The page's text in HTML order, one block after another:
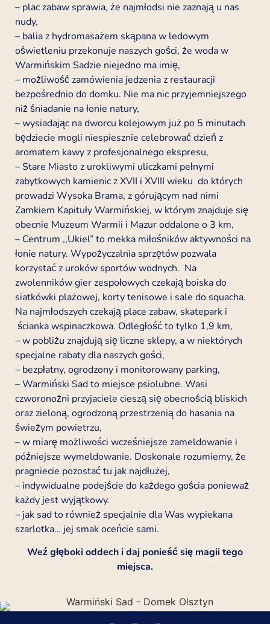
– plac zabaw sprawia, że najmłodsi nie zaznają u nas
nudy,
– balia z hydromasażem skąpana w ledowym
oświetleniu przekonuje naszych gości, że woda w
Warmińskim Sadzie niejedno ma imię,
– możliwość zamówienia jedzenia z restauracji
bezpośrednio do domku. Nie ma nic przyjemniejszego
niż śniadanie na łonie natury,
– wysiadając na dworcu kolejowym już po 5 minutach
będziecie mogli niespiesznie celebrować dzień z
aromatem kawy z profesjonalnego ekspresu,
– Stare Miasto z urokliwymi uliczkami pełnymi
zabytkowych kamienic z XVII i XVIII wieku do których
prowadzi Wysoka Brama, z górującym nad nimi
Zamkiem Kapituły Warmińskiej, w którym znajduje się
obecnie Muzeum Warmii i Mazur oddalone o 3 km,
– Centrum ,,Ukiel” to mekka miłośników aktywności na
łonie natury. Wypożyczalnia sprzętów pozwala
korzystać z uroków sportów wodnych. Na
zwolenników gier zespołowych czekają boiska do
siatkówki plażowej, korty tenisowe i sale do squacha.
Na najmłodszych czekają place zabaw, skatepark i
ścianka wspinaczkowa. Odległość to tylko 1,9 km,
– w pobliżu znajdują się liczne sklepy, a w niektórych
specjalne rabaty dla naszych gości,
– bezpłatny, ogrodzony i monitorowany parking,
– Warmiński Sad to miejsce psiolubne. Wasi
czworonożni przyjaciele cieszą się obecnością bliskich
oraz zieloną, ogrodzoną przestrzenią do hasania na
świeżym powietrzu,
– w miarę możliwości wcześniejsze zameldowanie i
późniejsze wymeldowanie. Doskonale rozumiemy, że
pragniecie pozostać tu jak najdłużej,
– indywidualne podejście do każdego gościa ponieważ
każdy jest wyjątkowy.
– jak sad to również specjalnie dla Was wypiekana
szarlotka… jej smak oceńcie sami.
Weź głęboki oddech i daj ponieść się magii tego
miejsca.